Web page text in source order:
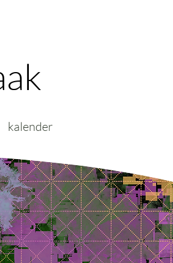
kalender